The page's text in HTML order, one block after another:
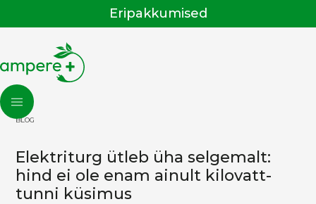
Eripakkumised
BLOG
Elektriturg ütleb üha selgemalt:
hind ei ole enam ainult kilovatt-
tunni küsimus